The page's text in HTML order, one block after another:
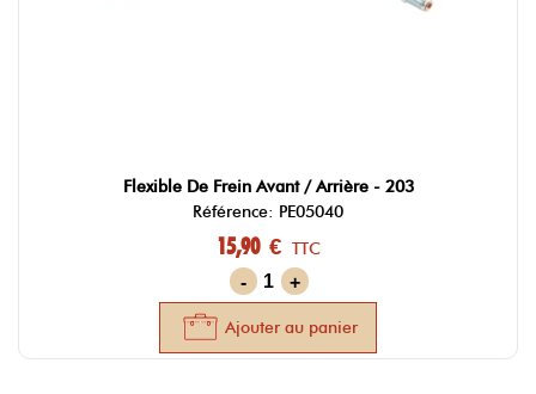
Flexible De Frein Avant / Arrière - 203
Référence: PE05040
15,90 € TTC
-
+
Ajouter au panier